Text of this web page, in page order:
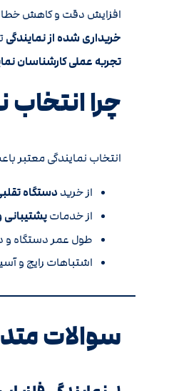
افزایش دقت و کاهش خطا
خریداری شده از نمایندگی
تجربه عملی کارشناسان
چرا انتخاب
انتخاب نمایندگی معتبر
از خریددستگاه
از خدمات
طول عمر دستگاه و
اشتباهات رایج و
سوالات